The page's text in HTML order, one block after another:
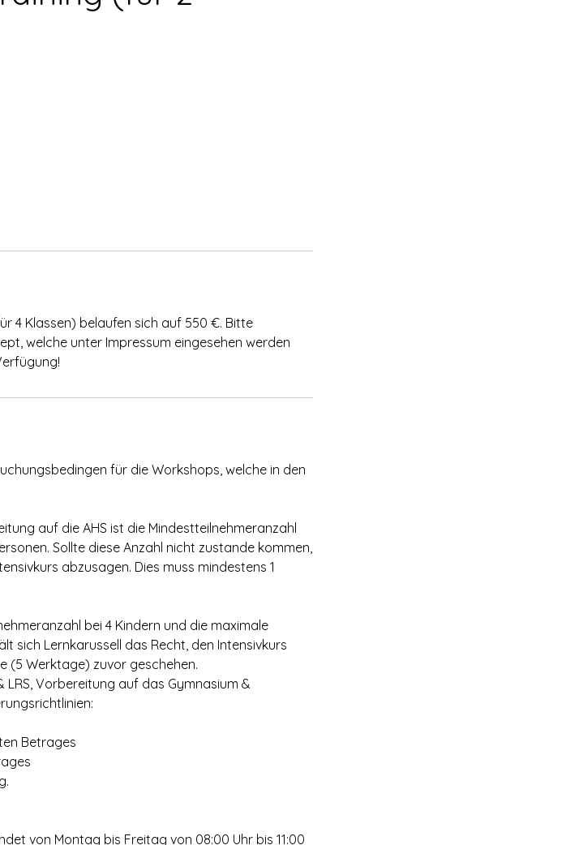
4 Klassen) belaufen sich auf 550 €. Bitte
welche unter Impressum eingesehen werden
für die Workshops, welche in den
auf die AHS ist die Mindestteilnehmeranzahl
Sollte diese Anzahl nicht zustande kommen,
abzusagen. Dies muss mindestens 1
bei 4 Kindern und die maximale
sich Lernkarussell das Recht, den Intensivkurs
(5 Werktage) zuvor geschehen.
LRS, Vorbereitung auf das Gymnasium &
Betrages
von Montag bis Freitag von 08:00 Uhr bis 11:00